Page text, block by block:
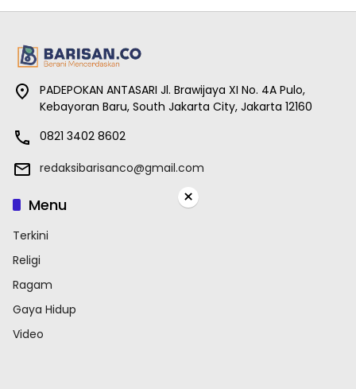
PADEPOKAN ANTASARI Jl. Brawijaya XI No. 4A Pulo,
Kebayoran Baru, South Jakarta City, Jakarta 12160
0821 3402 8602
redaksibarisanco@gmail.com
Menu
Terkini
Religi
Ragam
Gaya Hidup
Video
×